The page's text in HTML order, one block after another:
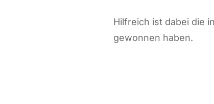
Hilfreich ist dabei die
gewonnen haben.